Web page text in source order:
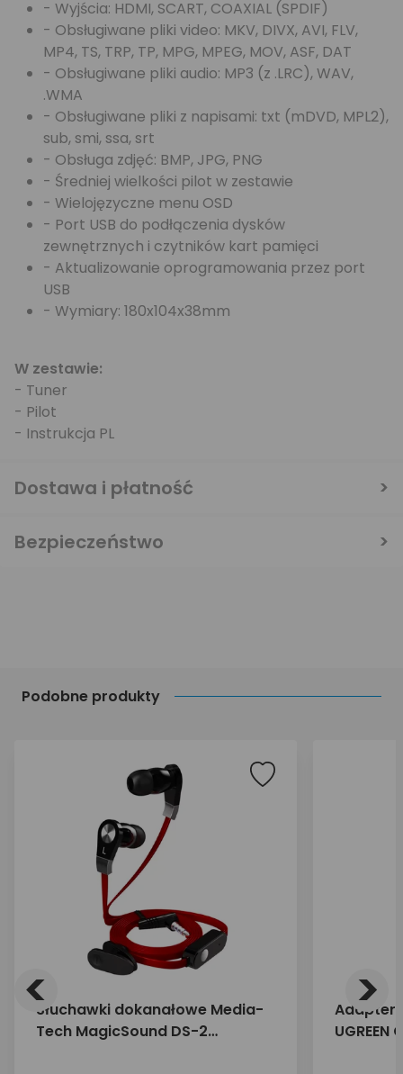
Podobne produkty
Słuchawki dokanałowe Media-
Tech MagicSound DS-2
Adapter
< >
- Wyjścia: HDMI, SCART, COAXIAL (SPDIF)
- Obsługiwane pliki video: MKV, DIVX, AVI, FLV,
MP4, TS, TRP, TP, MPG, MPEG, MOV, ASF, DAT
- Obsługiwane pliki audio: MP3 (z .LRC), WAV,
.WMA
- Obsługiwane pliki z napisami: txt (mDVD, MPL2),
sub, smi, ssa, srt
- Obsługa zdjęć: BMP, JPG, PNG
- Średniej wielkości pilot w zestawie
- Wielojęzyczne menu OSD
- Port USB do podłączenia dysków
zewnętrznych i czytników kart pamięci
- Aktualizowanie oprogramowania przez port
USB
- Wymiary: 180x104x38mm
W zestawie:
- Tuner
- Pilot
- Instrukcja PL
Dostawa i płatność
Bezpieczeństwo